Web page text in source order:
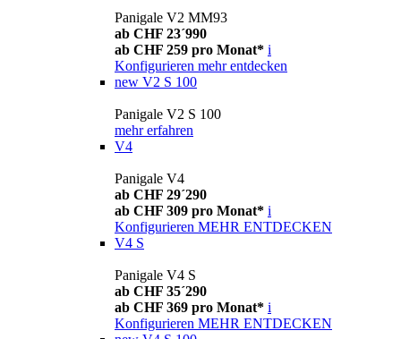
Panigale V2 MM93
ab CHF 23´990
ab CHF 259 pro Monat* i
Konfigurieren mehr entdecken
new V2 S 100
Panigale V2 S 100
mehr erfahren
V4
Panigale V4
ab CHF 29´290
ab CHF 309 pro Monat* i
Konfigurieren MEHR ENTDECKEN
V4 S
Panigale V4 S
ab CHF 35´290
ab CHF 369 pro Monat* i
Konfigurieren MEHR ENTDECKEN